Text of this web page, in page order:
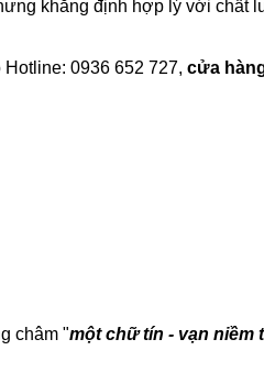
khẳng định hợp lý với chất
0936 652 727, cửa
châm "một chữ tín - vạn niềm